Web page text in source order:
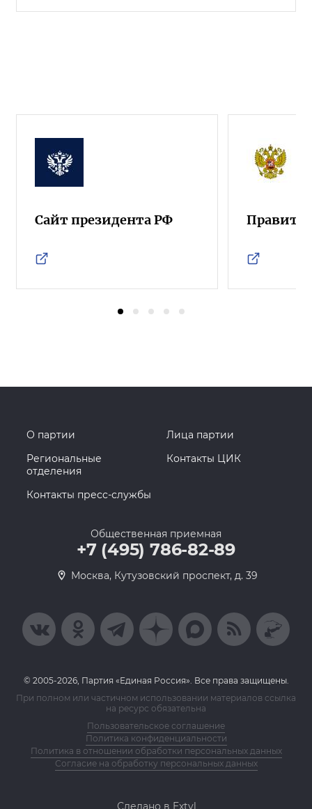
Сайт президента РФ
О партии
Лица партии
Региональные
отделения
Контакты ЦИК
Контакты пресс-службы
Общественная приемная
+7 (495) 786-82-89
Москва, Кутузовский проспект, д. 39
© 2005-2026, Партия «Единая Россия». Все права защищены.
При полном или частичном использовании материалов ссылка
на ресурс обязательна
Пользовательское соглашение
Политика конфиденциальности
Политика в отношении обработки персональных данных
Согласие на обработку персональных данных
Сделано в Extyl